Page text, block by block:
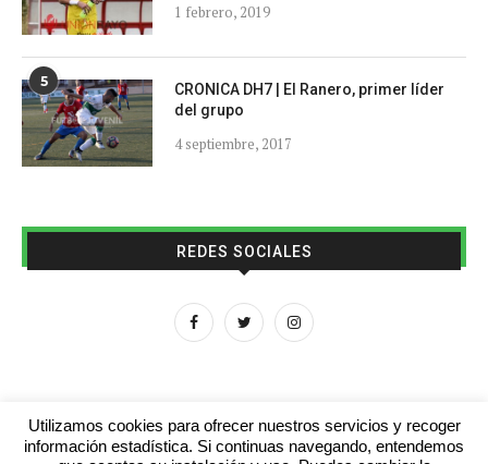
1 febrero, 2019
5
CRONICA DH7 | El Ranero, primer líder
del grupo
4 septiembre, 2017
REDES SOCIALES
Utilizamos cookies para ofrecer nuestros servicios y recoger
información estadística. Si continuas navegando, entendemos